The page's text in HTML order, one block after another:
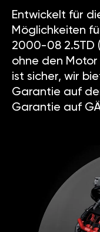
Entwickelt für
Möglichkeiten
2000-08 2.5TD
ohne den Motor
ist sicher, wir
Garantie auf
Garantie auf